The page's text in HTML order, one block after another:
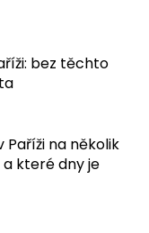
bez těchto
na několik
které dny je